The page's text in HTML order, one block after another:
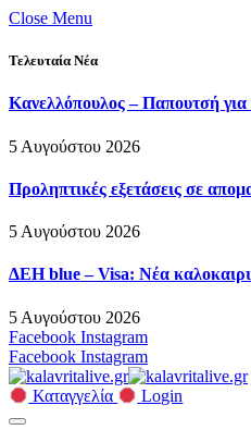
Close Menu
Τελευταία Νέα
Κανελλόπουλος – Παπουτσή για
5 Αυγούστου 2026
Προληπτικές εξετάσεις σε
5 Αυγούστου 2026
ΔΕΗ blue – Visa: Νέα
5 Αυγούστου 2026
Facebook Instagram
Facebook Instagram
Καταγγελία Login